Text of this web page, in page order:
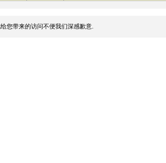
您带来的访问不便我们深感歉意.